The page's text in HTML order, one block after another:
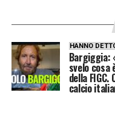
HANNO
Bargiggia:
svelo cosa
della
calcio